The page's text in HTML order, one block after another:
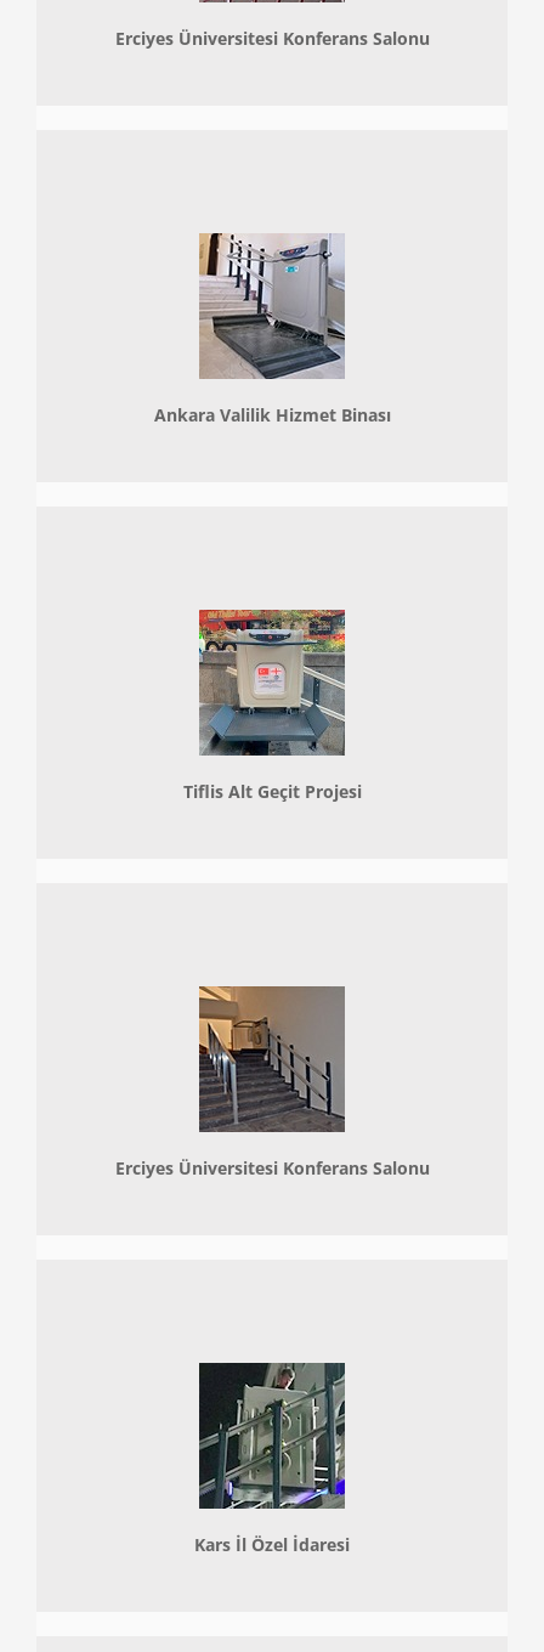
Erciyes Üniversitesi Konferans Salonu
Ankara Valilik Hizmet Binası
Tiflis Alt Geçit Projesi
Erciyes Üniversitesi Konferans Salonu
Kars İl Özel İdaresi